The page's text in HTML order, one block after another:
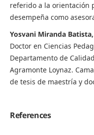
referido a la orientación
desempeña como
Yosvani Miranda
Doctor en Ciencias
Departamento de
Agramonte Loynaz.
de tesis de maestría y
References